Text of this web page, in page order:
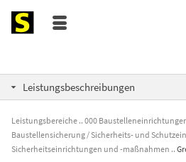
Leistungsbeschreibungen
Leistungsbereiche
000
Baustellensicherung / Sicherheits- und
Sicherheitseinrichtungen und -maßnahmen